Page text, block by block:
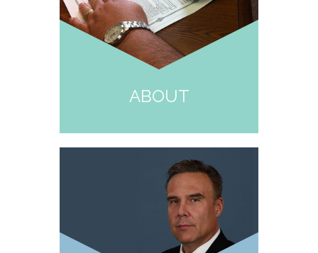
ABOUT